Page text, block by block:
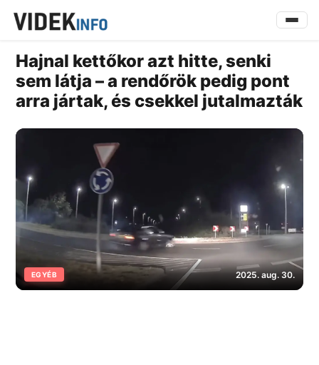
Hajnal kettőkor azt hitte, senki
sem látja – a rendőrök pedig pont
arra jártak, és csekkel jutalmazták
EGYÉB 2025. aug. 30.